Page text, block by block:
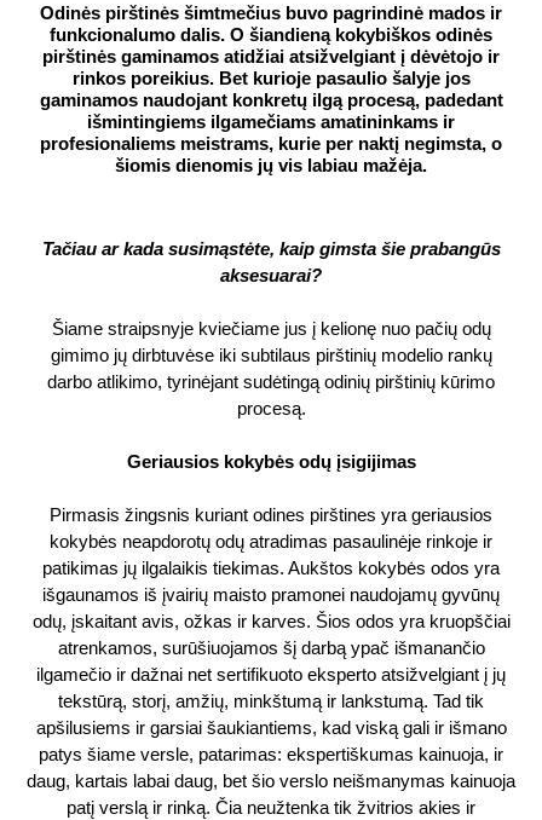
Odinės pirštinės šimtmečius buvo pagrindinė mados ir
funkcionalumo dalis. O šiandieną kokybiškos odinės
pirštinės gaminamos atidžiai atsižvelgiant į dėvėtojo ir
rinkos poreikius. Bet kurioje pasaulio šalyje jos
gaminamos naudojant konkretų ilgą procesą, padedant
išmintingiems ilgamečiams amatininkams ir
profesionaliems meistrams, kurie per naktį negimsta, o
šiomis dienomis jų vis labiau mažėja.
Tačiau ar kada susimąstėte, kaip gimsta šie prabangūs
aksesuarai?
Šiame straipsnyje kviečiame jus į kelionę nuo pačių odų
gimimo jų dirbtuvėse iki subtilaus pirštinių modelio rankų
darbo atlikimo, tyrinėjant sudėtingą odinių pirštinių kūrimo
procesą.
Geriausios kokybės odų įsigijimas
Pirmasis žingsnis kuriant odines pirštines yra geriausios
kokybės neapdorotų odų atradimas pasaulinėje rinkoje ir
patikimas jų ilgalaikis tiekimas. Aukštos kokybės odos yra
išgaunamos iš įvairių maisto pramonei naudojamų gyvūnų
odų, įskaitant avis, ožkas ir karves. Šios odos yra kruopščiai
atrenkamos, surūšiuojamos šį darbą ypač išmanančio
ilgamečio ir dažnai net sertifikuoto eksperto atsižvelgiant į jų
tekstūrą, storį, amžių, minkštumą ir lankstumą. Tad tik
apšilusiems ir garsiai šaukiantiems, kad viską gali ir išmano
patys šiame versle, patarimas: ekspertiškumas kainuoja, ir
daug, kartais labai daug, bet šio verslo neišmanymas kainuoja
patį verslą ir rinką. Čia neužtenka tik žvitrios akies ir